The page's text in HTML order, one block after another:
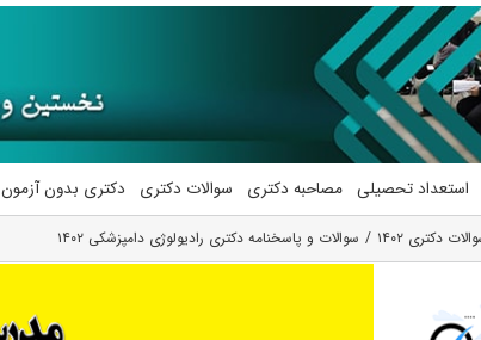
استعداد تحصیلی مصاحبه دکتری سوالات دکتری دکتری بدون آزمون
دکتری ۱۴۰۲ سوالات و پاسخنامه دکتری رادیولوژی دامپزشکی ۱۴۰۲